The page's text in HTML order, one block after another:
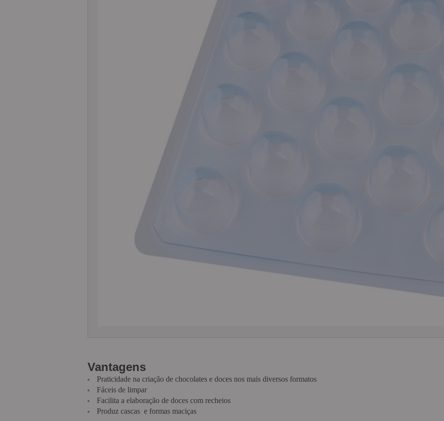
Vantagens
Praticidade na criação de chocolates e doces nos mais diversos formatos
Fáceis de limpar
Facilita a elaboração de doces com recheios
Produz cascas e formas maciças